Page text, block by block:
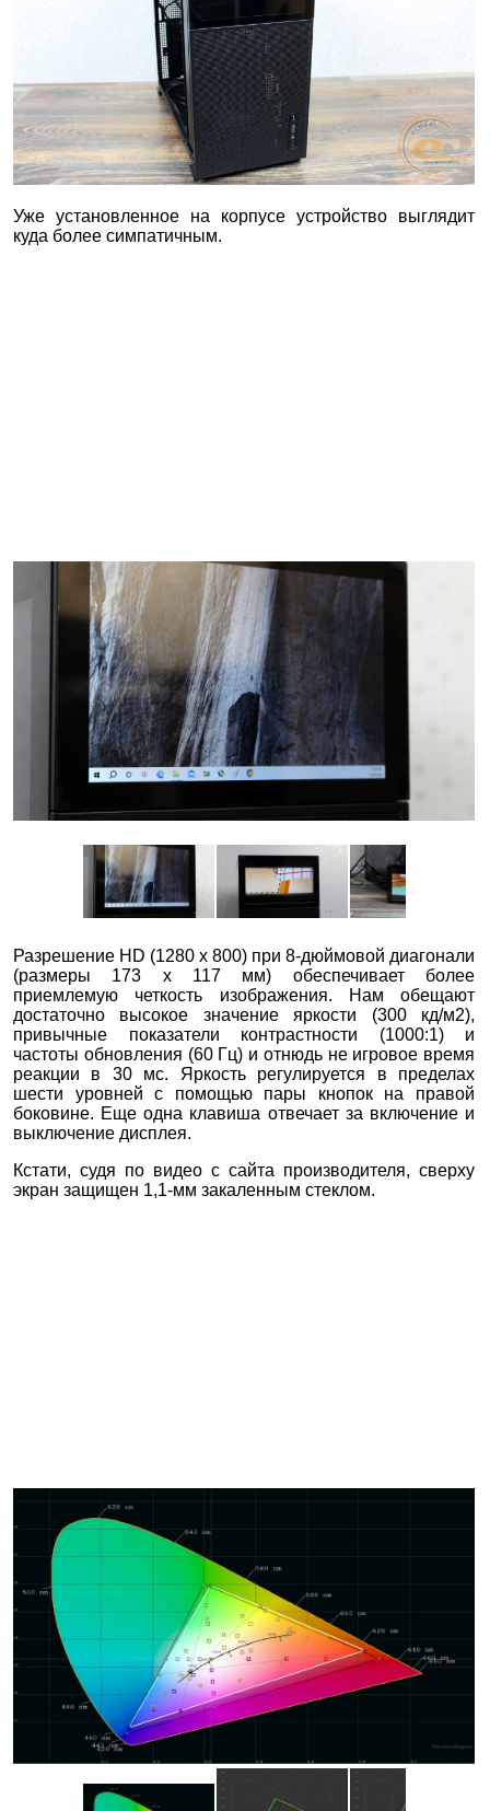
Уже установленное на корпусе устройство выглядит
куда более симпатичным.
Разрешение HD (1280 x 800) при 8-дюймовой диагонали
(размеры 173 х 117 мм) обеспечивает более
приемлемую четкость изображения. Нам обещают
достаточно высокое значение яркости (300 кд/м2),
привычные показатели контрастности (1000:1) и
частоты обновления (60 Гц) и отнюдь не игровое время
реакции в 30 мс. Яркость регулируется в пределах
шести уровней с помощью пары кнопок на правой
боковине. Еще одна клавиша отвечает за включение и
выключение дисплея.
Кстати, судя по видео с сайта производителя, сверху
экран защищен 1,1-мм закаленным стеклом.